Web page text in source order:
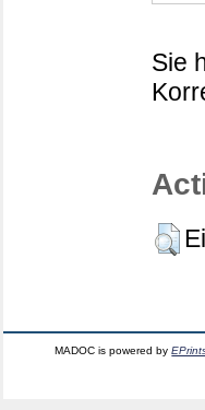
Sie
MADOC is powered by